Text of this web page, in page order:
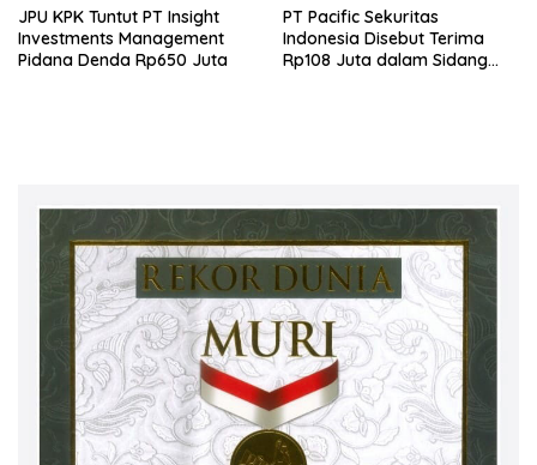
JPU KPK Tuntut PT Insight
Investments Management
Pidana Denda Rp650 Juta
PT Pacific Sekuritas
Indonesia Disebut Terima
Rp108 Juta dalam Sidang